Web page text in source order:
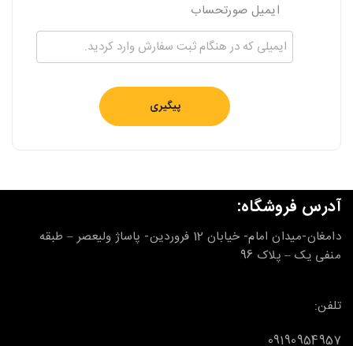
ایمیل صورتحساب
پیگیری
آدرس فروشگاه:
دامغان-میدان امام- خیابان 12 فروردین- پاساژ ولیعصر – طبقه
منفی یک – پلاک 96
تلفن:
09190954957